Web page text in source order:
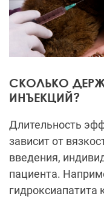
СКОЛЬКО
ИНЪЕКЦИЙ?
Длительность
зависит от
введения,
пациента.